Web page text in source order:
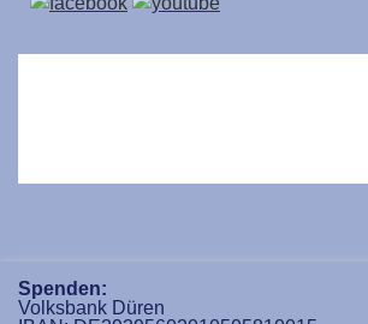
Spenden:
Volksbank Düren